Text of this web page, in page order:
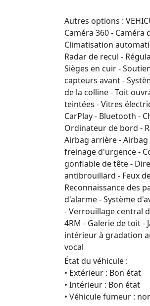
Autres options :
Caméra 360 -
Climatisation
Radar de recul -
Sièges en cuir -
capteurs avant -
de la colline - Toit
teintées - Vitres
CarPlay - Bluetooth -
Ordinateur de bord -
Airbag arrière -
freinage d'urgence -
gonflable de tête -
antibrouillard - Feux
Reconnaissance des
d'alarme - Système
- Verrouillage central
4RM - Galerie de toit -
intérieur à gradation
vocal
État du véhicule :
• Extérieur : Bon état
• Intérieur : Bon état
• Véhicule fumeur :